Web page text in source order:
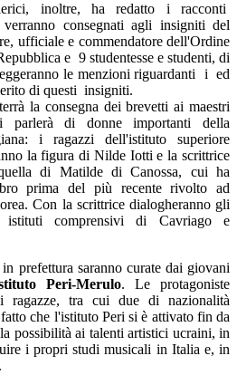
inoltre, ha redatto i racconti
consegnati agli insigniti del
ufficiale e commendatore dell'Ordine
e 9 studentesse e studenti, di
le menzioni riguardanti i ed
di questi insigniti.
la consegna dei brevetti ai maestri
parlerà di donne importanti della
i ragazzi dell'istituto superiore
la figura di Nilde Iotti e la scrittrice
di Matilde di Canossa, cui ha
prima del più recente rivolto ad
Con la scrittrice dialogheranno gli
istituti comprensivi di Cavriago e
prefettura saranno curate dai giovani
Peri-Merulo. Le protagoniste
ragazze, tra cui due di nazionalità
che l'istituto Peri si è attivato fin da
possibilità ai talenti artistici ucraini, in
i propri studi musicali in Italia e, in